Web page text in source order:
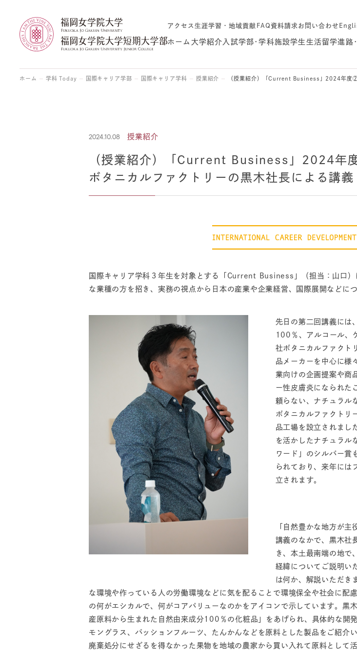
アクセス生涯学習・地域貢献 FAQ資料請求 お問い合わせ
ホーム 大学紹介 入試学部･学科施設学生生活留学進路
ホーム 学科 Today 国際キャリア学部 国際キャリア学科 授業紹介 （授業紹介）「Current Business」2024年度②
2024.10.08 授業紹介
（授業紹介）「Current Business」2024年
ボタニカルファクトリーの黒木社長による講義
国際キャリア学科３年生を対象とする「Current Business」（担当：山口
な業種の方を招き、実務の視点から日本の産業や企業経営、国際展開などに
先日の第二回講義には
100％、アルコール、
社ボタニカルファクト
品メーカーを中心に様
業向けの企画提案や商
ー性皮膚炎になられた
頼らない、ナチュラル
ボタニカルファクトリ
品工場を設立されまし
を活かしたナチュラル
ワード」のシルバー賞
られており、来年には
立されます。
「自然豊かな地方が
講義のなかで、黒木社
き、本土最南端の地で
経緯についてご説明い
は何か、解説いただき
な環境や作っている人の労働環境などに気を配ることで環境保全や社会に配
の何がエシカルで、何がコアバリューなのかをアイコンで示しています。黒
産原料から生まれた自然由来成分100％の化粧品」をあげられ、具体的な開
モングラス、パッションフルーツ、たんかんなどを原料とした製品をご紹介
廃棄処分にせざるを得なかった果物を地域の農家から買い入れて原料として